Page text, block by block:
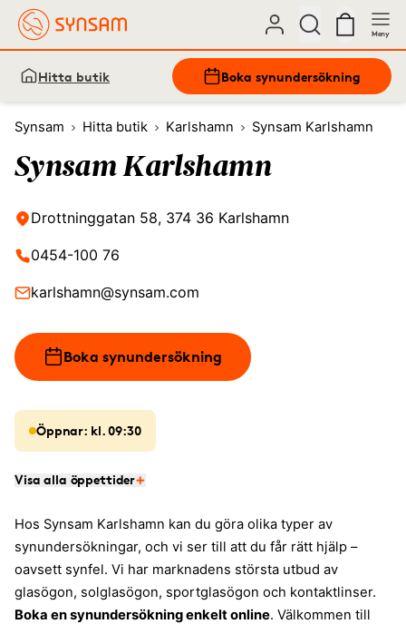
Meny
Hitta butik Boka synundersökning
Synsam Hitta butik Karlshamn Synsam Karlshamn
Synsam Karlshamn
Drottninggatan 58, 374 36 Karlshamn
0454-100 76
karlshamn@synsam.com
Boka synundersökning
Öppnar: kl. 09:30
Visa alla öppettider
Hos Synsam Karlshamn kan du göra olika typer av
synundersökningar, och vi ser till att du får rätt hjälp –
oavsett synfel. Vi har marknadens största utbud av
glasögon, solglasögon, sportglasögon och kontaktlinser.
Boka en synundersökning enkelt online. Välkommen till